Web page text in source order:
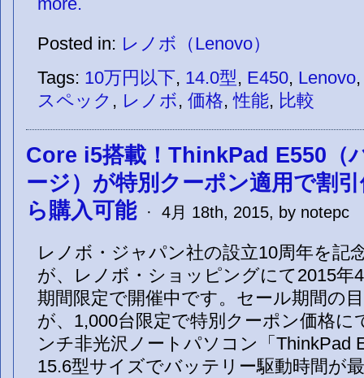
Posted in: レノボ（Lenovo）
Tags: 10万円以下, 14.0型, E450, Lenovo
スペック , レノボ, 価格,性能, 比較
Core i5搭載！ThinkPad E550（
ージ）が特別クーポン適用で割
ら購入可能
· 4月 18th, 2015, by notepc
レノボ・ジャパン社の設立10周年を記
が、レノボ・ショッピングにて2015年
期間限定で開催中です。セール期間の
が、1,000台限定で特別クーポン価格に
ンチ非光沢ノートパソコン「ThinkPad
15.6型サイズでバッテリー駆動時間が